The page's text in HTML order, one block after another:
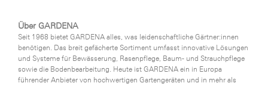
Über GARDENA
Seit 1968 bietet GARDENA alles, was leidenschaftliche Gärtner:innen
benötigen. Das breit gefächerte Sortiment umfasst innovative Lösungen
und Systeme für Bewässerung, Rasenpflege, Baum- und Strauchpflege
sowie die Bodenbearbeitung. Heute ist GARDENA ein in Europa
führender Anbieter von hochwertigen Gartengeräten und in mehr als